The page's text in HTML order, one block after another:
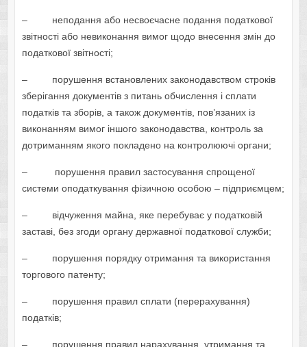
– неподання або несвоєчасне подання податкової
звітності або невиконання вимог щодо внесення змін до
податкової звітності;
– порушення встановлених законодавством строків
зберігання документів з питань обчислення і сплати
податків та зборів, а також документів, пов’язаних із
виконанням вимог іншого законодавства, контроль за
дотриманням якого покладено на контролюючі органи;
– порушення правил застосування спрощеної
системи оподаткування фізичною особою – підприємцем;
– відчуження майна, яке перебуває у податковій
заставі, без згоди органу державної податкової служби;
– порушення порядку отримання та використання
торгового патенту;
– порушення правил сплати (перерахування)
податків;
– порушення правил нарахування, утримання та